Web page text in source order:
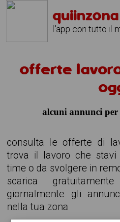
quiinzona
l'app con tutto il
offerte
alcuni annunci
consulta le offerte di
trova il lavoro che stavi
time o da svolgere in
scarica
giornalmente gli
nella tua zona